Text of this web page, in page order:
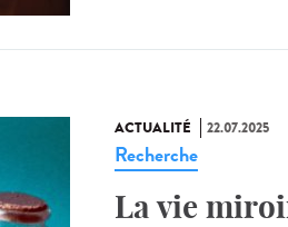
ACTUALITÉ 22.07.2025
Recherche
La vie